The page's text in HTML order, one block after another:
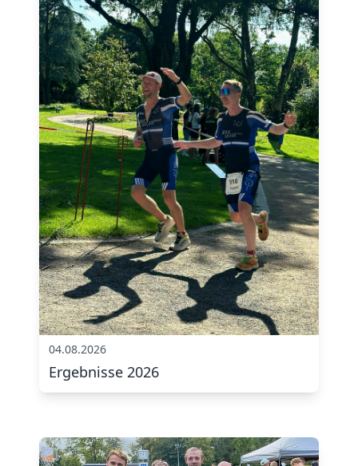
04.08.2026
Ergebnisse 2026